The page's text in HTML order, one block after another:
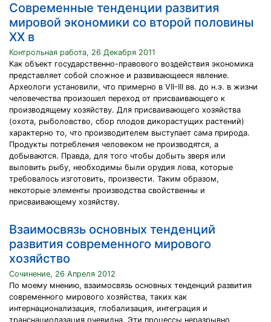
Современные тенденции развития
мировой экономики со второй половины
ХХ в
Контрольная работа, 26 Декабря 2011
Как объект государственно-правового воздействия экономика
представляет собой сложное и развивающееся явление.
Археологи установили, что примерно в VII-III вв. до н.э. в жизни
человечества произошел переход от присваивающего к
производящему хозяйству. Для присваивающего хозяйства
(охота, рыболовство, сбор плодов дикорастущих растений)
характерно то, что производителем выступает сама природа.
Продукты потребления человеком не производятся, а
добываются. Правда, для того чтобы добыть зверя или
выловить рыбу, необходимы были орудия лова, которые
требовалось изготовить, произвести. Таким образом,
некоторые элементы производства свойственны и
присваивающему хозяйству.
Взаимосвязь основных тенденций
развития современного мирового
хозяйство
Сочинение, 26 Апреля 2012
По моему мнению, взаимосвязь основных тенденций развития
современного мирового хозяйства, таких как
интернационализация, глобализация, интеграция и
транснациолазация очевидна. Эти процессы неразрывно